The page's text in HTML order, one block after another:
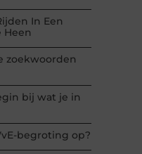
In Een
Heen
zoekwoorden
bij wat je in
begroting op?